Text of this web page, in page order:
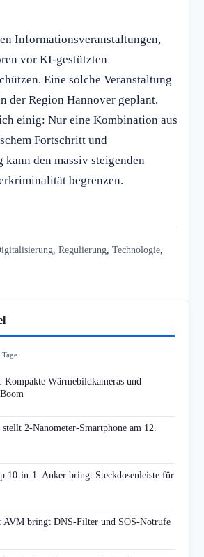
Informationsveranstaltungen,
vor KI-gestützten
Eine solche Veranstaltung
der Region Hannover geplant.
einig: Nur eine Kombination aus
Fortschritt und
den massiv steigenden
begrenzen.
Regulierung Technologie
Tage
Kompakte Wärmebildkameras und
2-Nanometer-Smartphone am 12.
10-in-1: Anker bringt Steckdosenleiste für
AVM bringt DNS-Filter und SOS-Notrufe